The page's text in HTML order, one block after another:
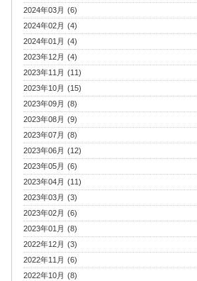
2024年03月 (6)
2024年02月 (4)
2024年01月 (4)
2023年12月 (4)
2023年11月 (11)
2023年10月 (15)
2023年09月 (8)
2023年08月 (9)
2023年07月 (8)
2023年06月 (12)
2023年05月 (6)
2023年04月 (11)
2023年03月 (3)
2023年02月 (6)
2023年01月 (8)
2022年12月 (3)
2022年11月 (6)
2022年10月 (8)